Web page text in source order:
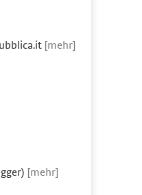
[mehr]
[mehr]